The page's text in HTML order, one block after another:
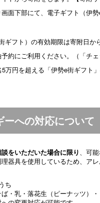
面下部にて、電子ギフト（伊
ギフト）の有効期限は寄附日か
約にご利用ください。（「チ
5万円を超える「伊勢e街ギフト
ーへの対応について
をいただいた場合に限り、可
器具を使用しているため、ア
ち
・乳・落花生（ピーナッツ）・